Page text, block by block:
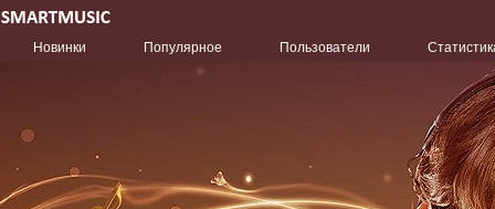
Новинки Популярное Пользователи